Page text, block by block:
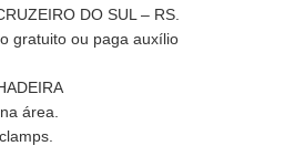
DO SUL – RS.
gratuito ou paga auxílio
área.